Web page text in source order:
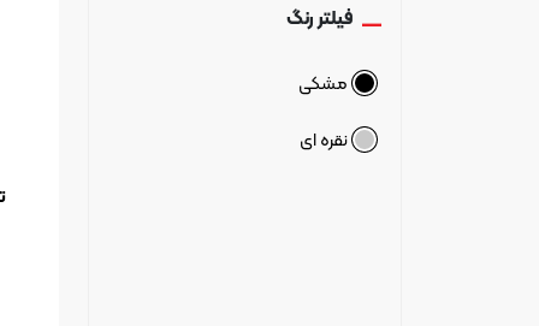
فیلتر رنگ
مشکی
نقره ای